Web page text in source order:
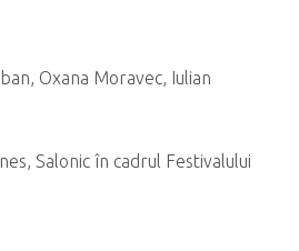
Oxana Moravec, Iulian
Salonic în cadrul Festivalului